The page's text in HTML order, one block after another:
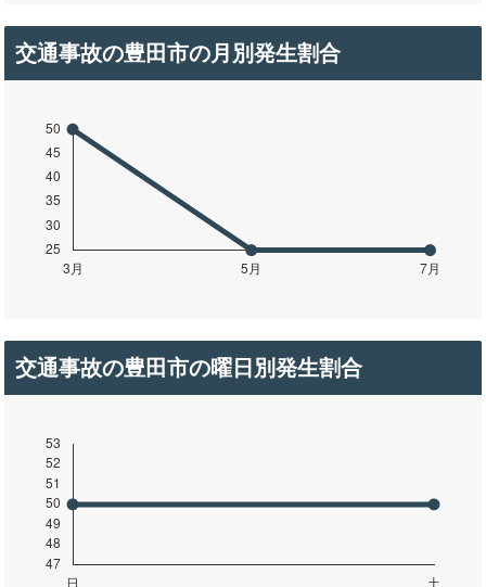
交通事故の豊田市の月別発生割合
交通事故の豊田市の曜日別発生割合